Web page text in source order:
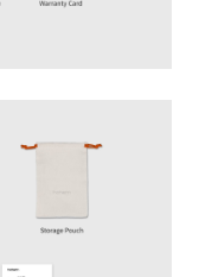
Hohem GO